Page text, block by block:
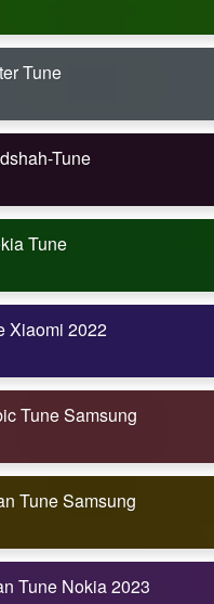
Tune
Tune
Tune
Xiaomi 2022
Tune Samsung
Tune Samsung
Tune Nokia 2023